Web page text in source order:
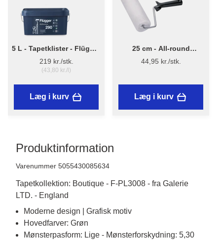
5 L - Tapetklister - Flügger
Adhesive 290
219 kr./stk.
(43,80 kr./l)
Læg i kurv
25 cm - All-round
Malerrulle m/skaft
44,95 kr./stk.
Læg i kurv
Produktinformation
Varenummer 5055430085634
Tapetkollektion: Boutique - F-PL3008 - fra Galerie
LTD. - England
Moderne design | Grafisk motiv
Hovedfarver: Grøn
Mønsterpasform: Lige - Mønsterforskydning: 5,30